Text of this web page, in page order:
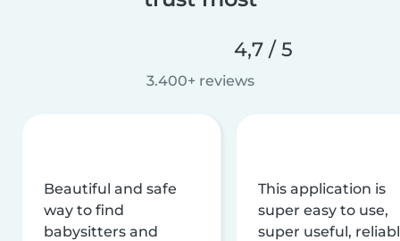
4,7 / 5
3.400+ reviews
Beautiful and safe
way to find
babysitters and
This application is
super easy to use,
super useful,